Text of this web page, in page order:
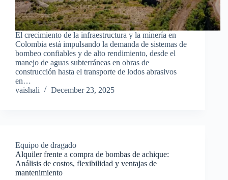
El crecimiento de la infraestructura y la minería en
Colombia está impulsando la demanda de sistemas de
bombeo confiables y de alto rendimiento, desde el
manejo de aguas subterráneas en obras de
construcción hasta el transporte de lodos abrasivos
en…
vaishali
December 23, 2025
Equipo de dragado
Alquiler frente a compra de bombas de achique:
Análisis de costos, flexibilidad y ventajas de
mantenimiento